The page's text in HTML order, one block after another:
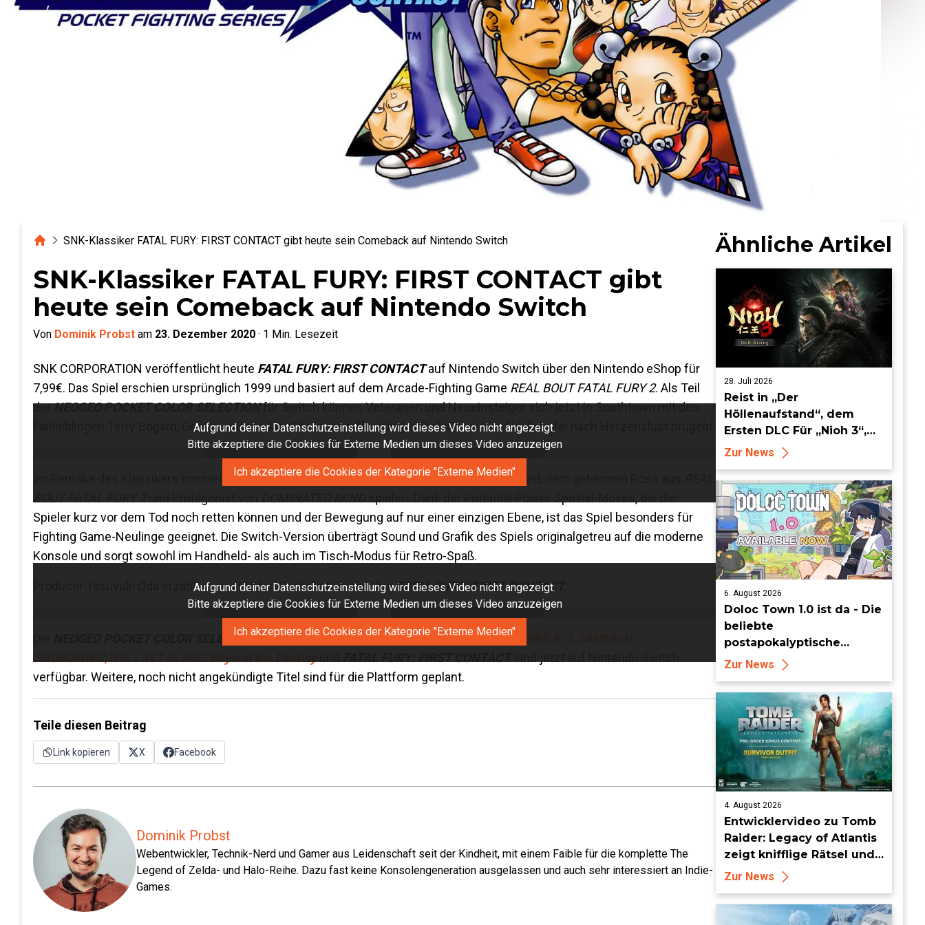
HomeSNK-Klassiker FATAL FURY: FIRST CONTACT gibt heute sein Comeback auf Nintendo Switch
SNK-Klassiker FATAL FURY: FIRST CONTACT gibt
heute sein Comeback auf Nintendo Switch
Von Dominik Probst am 23. Dezember 2020 · 1 Min. Lesezeit
SNK CORPORATION veröffentlicht heute FATAL FURY: FIRST CONTACTauf Nintendo Switch über den Nintendo eShop für
7,99€. Das Spiel erschien ursprünglich 1999 und basiert auf dem Arcade-Fighting Game REAL BOUT FATAL FURY 2. Als Teil
derNEOGEO POCKET COLOR SELECTIONfür Switch können Veteranen und Neueinsteiger sich jetzt in Southtown mit den
Fanlieblingen Terry Bogard, Geese Howard, Mai Shiranui, und Neulingen Rick Strowd and Li Xiangfei nach Herzenslust prügeln.
Aufgrund deiner Datenschutzeinstellung wird dieses Video nicht angezeigt.
Bitte akzeptiere die Cookies für Externe Medien um dieses Video anzuzeigen
Ich akzeptiere die Cookies der Kategorie "Externe Medien"
Im Remake des Klassikers können Spieler neben den legendären Charakteren auch als Alfred, dem geheimen Boss aus
Spieler kurz vor dem Tod noch retten können und der Bewegung auf nur einer einzigen Ebene, ist das Spiel besonders für
Fighting Game-Neulinge geeignet. Die Switch-Version überträgt Sound und Grafik des Spiels originalgetreu auf die moderne
Konsole und sorgt sowohl im Handheld- als auch im Tisch-Modus für Retro-Spaß.
Producer Yasuyuki Oda erzählt in einer Video-Botschaft mehr überFATAL FURY: FIRST CONTACT
Aufgrund deiner Datenschutzeinstellung wird dieses Video nicht angezeigt.
Bitte akzeptiere die Cookies für Externe Medien um dieses Video anzuzeigen
Ich akzeptiere die Cookies der Kategorie "Externe Medien"
NEOGEO POCKET COLOR SELECTION-KlassikerSNK GALS’ FIGHTERS ,KING OF FIGHTERS R-2
verfügbar. Weitere, noch nicht angekündigte Titel sind für die Plattform geplant.
Teile diesen Beitrag
Link kopieren X Facebook
Dominik Probst
Webentwickler, Technik-Nerd und Gamer aus Leidenschaft seit der Kindheit, mit einem Faible für die komplette The
Legend of Zelda- und Halo-Reihe. Dazu fast keine Konsolengeneration ausgelassen und auch sehr interessiert an Indie-
Games.
Ähnliche Artikel
28. Juli 2026
Reist in „Der
Höllenaufstand“, dem
Ersten DLC Für „Nioh 3“,
ab dem 19. August in die
Keian-Ära!
Zur News
6. August 2026
Doloc Town 1.0 ist da - Die
beliebte
postapokalyptische
Farming-Simulation
verlässt heute den Early
Access
Zur News
4. August 2026
Entwicklervideo zu Tomb
Raider: Legacy of Atlantis
zeigt knifflige Rätsel und
tückische Fallen
Zur News